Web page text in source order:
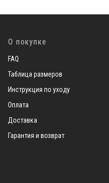
О покупке
FAQ
Таблица размеров
Инструкция по уходу
Оплата
Доставка
Гарантия и возврат